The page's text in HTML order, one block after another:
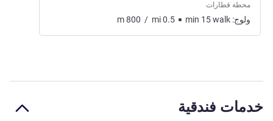
محطة قطارات
ولوج: m800 / mi0.5 min 15walk
خدمات فندقية